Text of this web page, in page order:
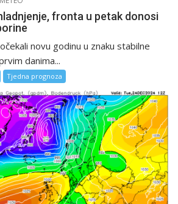
fronta u petak donosi
novu godinu u znaku stabilne
danima...
Tjedna prognoza